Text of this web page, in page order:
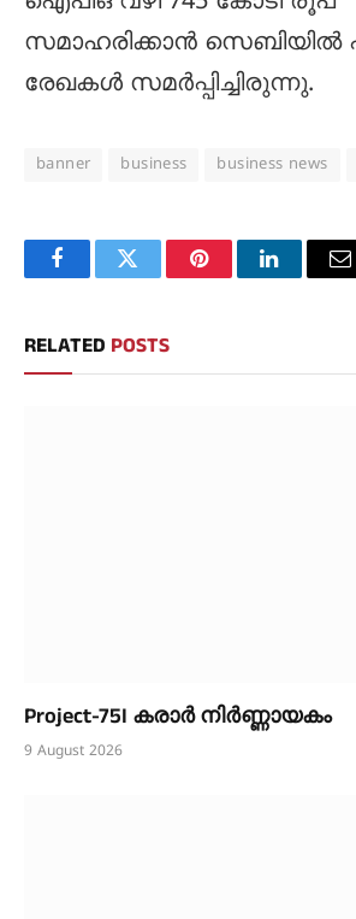
സമാഹരിക്കാൻ സെബിയിൽ
രേഖകൾ സമർപ്പിച്ചിരുന്നു.
banner business business news
FacebookTwitter PinterestLinkedIn
RELATED POSTS
Project-75I കരാർ നിർണ്ണായകം
9 August 2026